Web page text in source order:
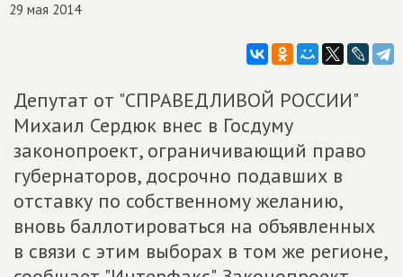
29 мая 2014
Депутат от "СПРАВЕДЛИВОЙ РОССИИ"
Михаил Сердюк внес в Госдуму
законопроект, ограничивающий право
губернаторов, досрочно подавших в
отставку по собственному желанию,
вновь баллотироваться на объявленных
в связи с этим выборах в том же регионе,